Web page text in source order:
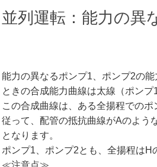
並列運転：能力の異
能力の異なるポンプ1、ポンプ2の
ときの合成能力曲線は太線（ポンプ
この合成曲線は、ある全揚程での
従って、配管の抵抗曲線がAのよう
となります。
ポンプ1、ポンプ2とも、全揚程はH
≪注意点≫